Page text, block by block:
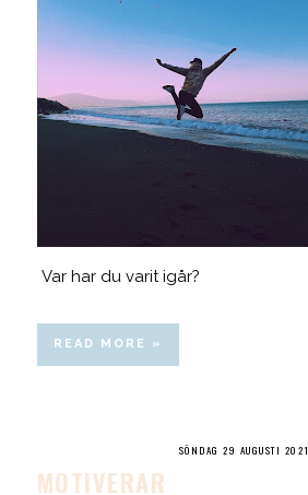
Var har du varit igår?
READ MORE »
SÖNDAG 29 AUGUSTI 2021
MOTIVERAR